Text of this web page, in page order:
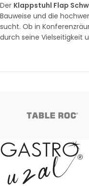
Der Klappstuhl Flap
Bauweise und die
sucht. Ob in
durch seine Vielseitigkeit